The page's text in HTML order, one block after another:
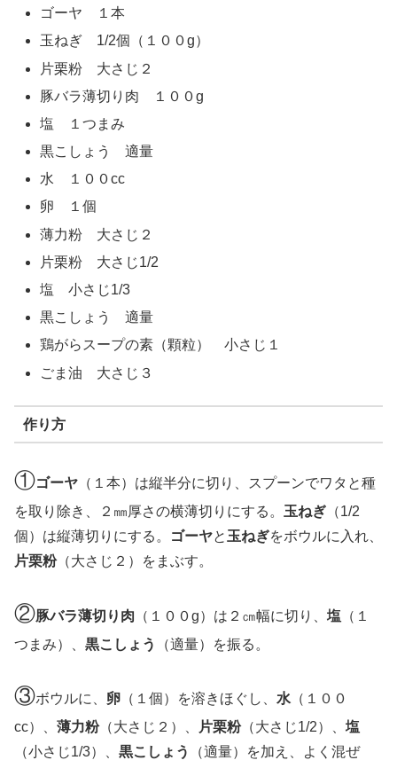
ゴーヤ １本
玉ねぎ 1/2個（１００g）
片栗粉 大さじ２
豚バラ薄切り肉 １００g
塩 １つまみ
黒こしょう 適量
水 １００cc
卵 １個
薄力粉 大さじ２
片栗粉 大さじ1/2
塩 小さじ1/3
黒こしょう 適量
鶏がらスープの素（顆粒） 小さじ１
ごま油 大さじ３
作り方
①ゴーヤ （１本）は縦半分に切り、スプーンでワタと種
を取り除き、２㎜厚さの横薄切りにする。 玉ねぎ （1/2
個）は縦薄切りにする。
ゴーヤと 玉ねぎをボウルに入れ、
片栗粉（大さじ２）をまぶす。
②豚バラ薄切り肉 （１００g）は２㎝幅に切り、 塩 （１
つまみ）、 黒こしょう （適量）を振る。
③ボウルに、 卵 （１個）を溶きほぐし、 水 （１００
cc）、 薄力粉（大さじ２）、 片栗粉（大さじ1/2）、 塩
（小さじ1/3）、 黒こしょう
（適量）を加え、よく混ぜ